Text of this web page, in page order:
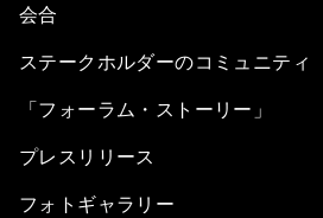
会合
ステークホルダーのコミュニティ
「フォーラム・ストーリー」
プレスリリース
フォトギャラリー